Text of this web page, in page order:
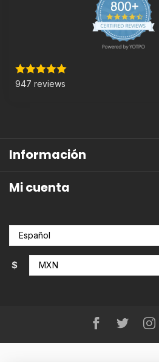
947 reviews
Información
Mi cuenta
$